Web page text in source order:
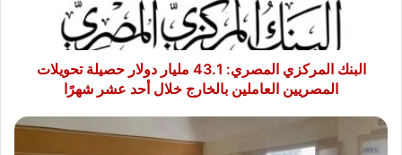
العاملين
أحد
عشر
البنك المركزي المصري: 43.1 مليار دولار حصيلة تحويلات
المصريين العاملين بالخارج خلال أحد عشر شهرًا
رئيس
منطقة